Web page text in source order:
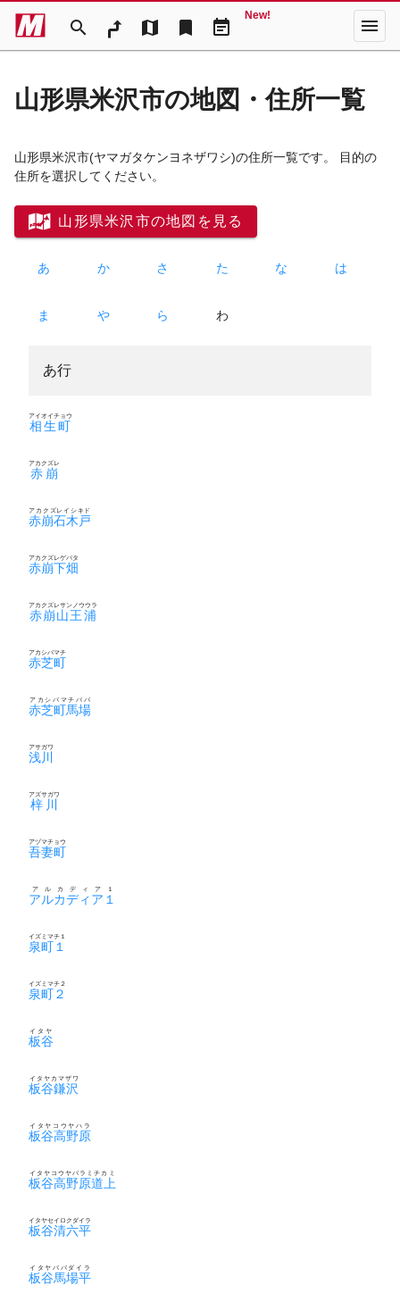
search map bookmark event_note
New! menu
山形県米沢市の地図・住所一覧
山形県米沢市(ヤマガタケンヨネザワシ)の住所一覧です。 目的の
住所を選択してください。
山形県米沢市の地図を見る
あ か さ た な は
ま や ら わ
あ行
相生町
アイオイチョウ
赤崩
アカクズレ
赤崩石木戸
アカクズレイシキド
赤崩下畑
アカクズレゲバタ
赤崩山王浦
アカクズレサンノウウラ
赤芝町
アカシバマチ
赤芝町馬場
アカシバマチババ
浅川
アサガワ
梓川
アズサガワ
吾妻町
アヅマチョウ
アルカディア１
アルカディア１
泉町１
イズミマチ１
泉町２
イズミマチ２
板谷
イタヤ
板谷鎌沢
イタヤカマザワ
板谷高野原
イタヤコウヤハラ
板谷高野原道上
イタヤコウヤバラミチカミ
板谷清六平
イタヤセイロクダイラ
板谷馬場平
イタヤババダイラ